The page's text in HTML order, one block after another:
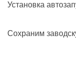
Установка
Сохраним